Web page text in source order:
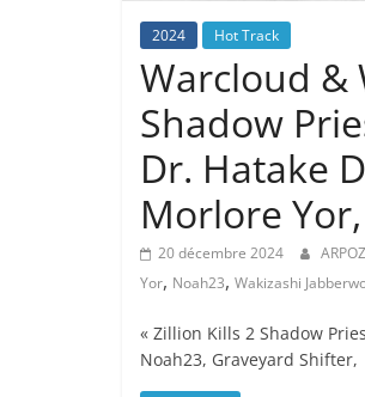
2024 Hot Track
Warcloud &
Shadow
Dr. Hatake
Morlore
20 décembre 2024 ARPOZ
Yor, Noah23, Wakizashi
« Zillion Kills 2 Shadow
Noah23, Graveyard Shifter,